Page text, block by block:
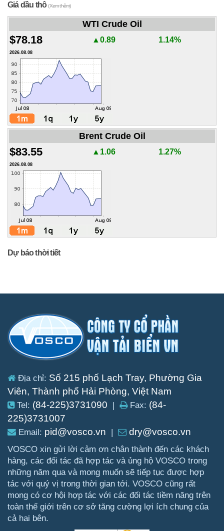
Giá dầu thô(Xem thêm)
WTI Crude Oil
$78.18 ▲0.89 1.14%
2026.08.08
Brent Crude Oil
$83.55 ▲1.06 1.27%
2026.08.08
Dự báo thời tiết
Địa chỉ: Số 215 phố Lạch Tray, Phường Gia
Viên, Thành phố Hải Phòng, Việt Nam
Tel: (84-225)3731090 | Fax: (84-
225)3731007
Email: pid@vosco.vn | dry@vosco.vn
VOSCO xin gửi lời cảm ơn chân thành đến các khách
hàng, các đối tác đã hợp tác và ủng hộ VOSCO trong
những năm qua và mong muốn sẽ tiếp tục được hợp
tác với quý vị trong thời gian tới. VOSCO cũng rất
mong có cơ hội hợp tác với các đối tác tiềm năng trên
toàn thế giới trên cơ sở tăng cường lợi ích chung của
cả hai bên.